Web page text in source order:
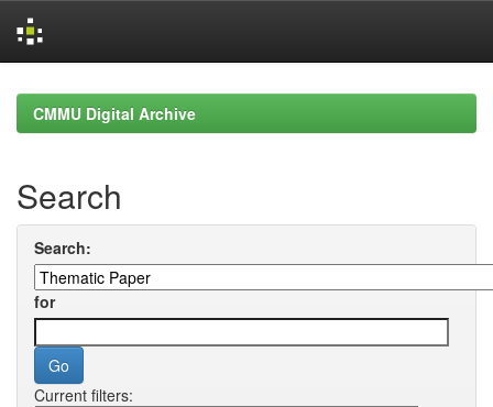
navigationCMMU Digital Archive
Search
Search:
for
Current filters: